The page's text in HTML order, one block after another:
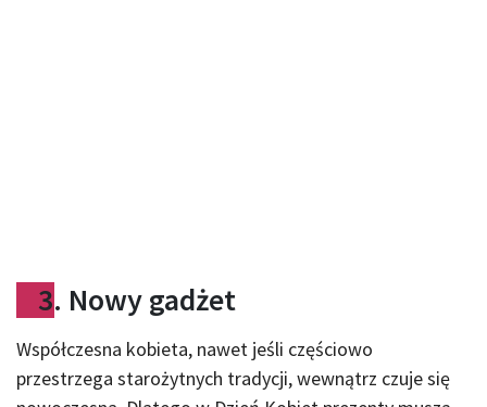
3. Nowy gadżet
Współczesna kobieta, nawet jeśli częściowo
przestrzega starożytnych tradycji, wewnątrz czuje się